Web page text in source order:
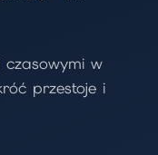
w
przestoje i